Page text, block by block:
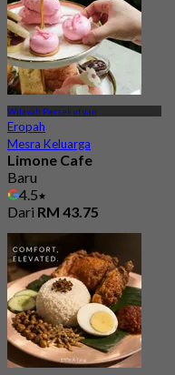
Wilayah Persekutuan
Eropah
Mesra Keluarga
Limone Cafe
Baru
4.5
Dari RM 43.75